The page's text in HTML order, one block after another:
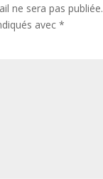
ne sera pas publiée.
avec *